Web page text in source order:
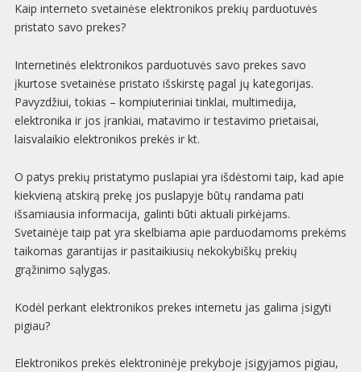
Kaip interneto svetainėse elektronikos prekių parduotuvės
pristato savo prekes?
Internetinės elektronikos parduotuvės savo prekes savo
įkurtose svetainėse pristato išskirstę pagal jų kategorijas.
Pavyzdžiui, tokias – kompiuteriniai tinklai, multimedija,
elektronika ir jos įrankiai, matavimo ir testavimo prietaisai,
laisvalaikio elektronikos prekės ir kt.
O patys prekių pristatymo puslapiai yra išdėstomi taip, kad apie
kiekvieną atskirą prekę jos puslapyje būtų randama pati
išsamiausia informacija, galinti būti aktuali pirkėjams.
Svetainėje taip pat yra skelbiama apie parduodamoms prekėms
taikomas garantijas ir pasitaikiusių nekokybiškų prekių
grąžinimo sąlygas.
Kodėl perkant elektronikos prekes internetu jas galima įsigyti
pigiau?
Elektronikos prekės elektroninėje prekyboje įsigyjamos pigiau,